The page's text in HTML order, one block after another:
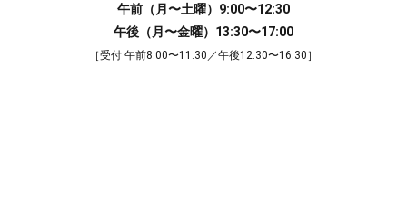
午前（月〜土曜）9:00〜12:30
午後（月〜金曜）13:30〜17:00
［受付 午前8:00〜11:30／午後12:30〜16:30］